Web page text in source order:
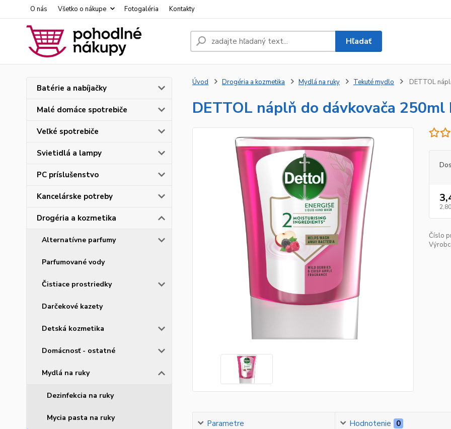
O nás Všetko o nákupe Fotogaléria Kontakty
Hľadať
Batérie a nabíjačky
Malé domáce spotrebiče
Veľké spotrebiče
Svietidlá a lampy
PC príslušenstvo
Kancelárske potreby
Drogéria a kozmetika
Alternatívne parfumy
Parfumované vody
Čistiace prostriedky
Darčekové kazety
Detská kozmetika
Domácnosť - ostatné
Mydlá na ruky
Dezinfekcia na ruky
Mycia pasta na ruky
Úvod Drogéria a kozmetika Mydlá na ruky Tekuté mydlo DETTOL
DETTOL náplň do dávkovača 250ml
Číslo
Parametre Hodnotenie 0